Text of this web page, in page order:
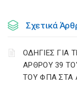
Σχετικά
ΟΔΗΓΙΕΣ ΓΙΑ
ΑΡΘΡΟΥ 39
ΤΟΥ ΦΠΑ ΣΤΑ